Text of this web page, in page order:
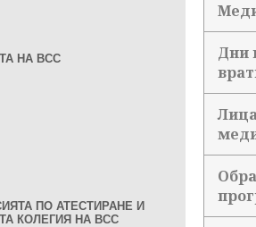
НА ВСС
ПО АТЕСТИРАНЕ И
КОЛЕГИЯ НА ВСС
Дни